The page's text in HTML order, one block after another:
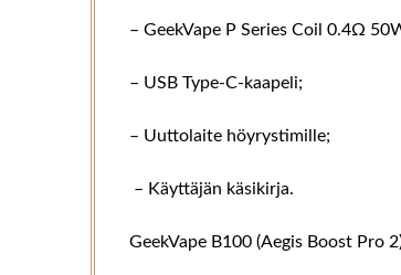
– GeekVape P Series Coil 0.4Ω
– USB Type-C-kaapeli;
– Uuttolaite höyrystimille;
– Käyttäjän käsikirja.
GeekVape B100 (Aegis Boost Pro